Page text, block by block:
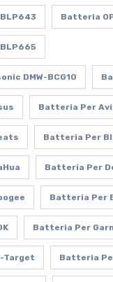
Batteria
DMW-BCG10
Batteria Per
Batteria Per
Batteria Per
Batteria Per
Batteria Per
Target Batteria